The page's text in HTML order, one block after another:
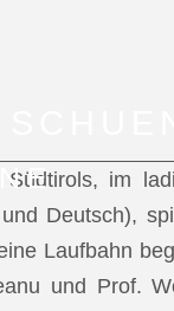
im
Deutsch),
Laufbahn
und Prof.